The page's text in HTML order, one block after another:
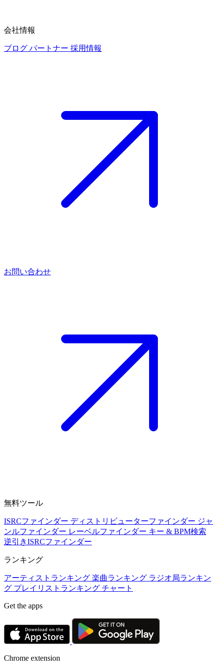
会社情報
ブログ パートナー 採用情報
お問い合わせ
無料ツール
ISRCファインダー ディストリビューターファインダー ジャ
ンルファインダー レーベルファインダー キー & BPM検索
逆引きISRCファインダー
ランキング
アーティストランキング 楽曲ランキング ラジオ局ランキン
グ プレイリストランキング チャート
Get the apps
Chrome extension